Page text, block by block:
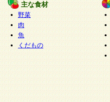
主な食材
野菜
肉
魚
くだもの